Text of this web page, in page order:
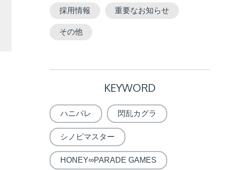
採用情報 重要なお知らせ
その他
KEYWORD
ハニパレ 閃乱カグラ
シノビマスター
HONEY∞PARADE GAMES